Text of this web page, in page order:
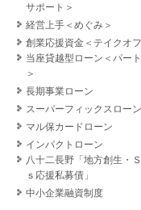
サポート＞
経営上手＜めぐみ＞
創業応援資金＜テイクオ
当座貸越型ローン＜パー
＞
長期事業ローン
スーパーフィックスローン
マル保カードローン
インパクトローン
八十二長野「地方創生・
ｓ応援私募債」
中小企業融資制度